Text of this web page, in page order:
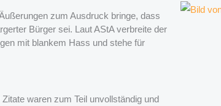
zum Ausdruck bringe, dass
Bürger sei. Laut AStA verbreite der
mit blankem Hass und stehe für
waren zum Teil unvollständig und